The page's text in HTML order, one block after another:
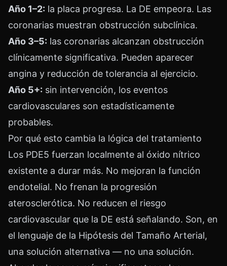
Año 1–2: la placa progresa. La DE empeora. Las
coronarias muestran obstrucción subclínica.
Año 3–5: las coronarias alcanzan obstrucción
clínicamente significativa. Pueden aparecer
angina y reducción de tolerancia al ejercicio.
Año 5+: sin intervención, los eventos
cardiovasculares son estadísticamente
probables.
Por qué esto cambia la lógica del tratamiento
Los PDE5 fuerzan localmente al óxido nítrico
existente a durar más. No mejoran la función
endotelial. No frenan la progresión
aterosclerótica. No reducen el riesgo
cardiovascular que la DE está señalando. Son, en
el lenguaje de la Hipótesis del Tamaño Arterial,
una solución alternativa — no una solución.